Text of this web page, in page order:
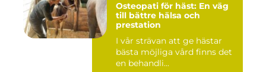
Osteopati för häst: En väg
till bättre hälsa och
prestation
I vår strävan att ge hästar
bästa möjliga vård finns det
en behandli...